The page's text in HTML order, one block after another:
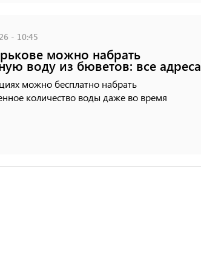
- 10:45
можно набрать
воду из бюветов: все адреса
можно бесплатно набрать
количество воды даже во время